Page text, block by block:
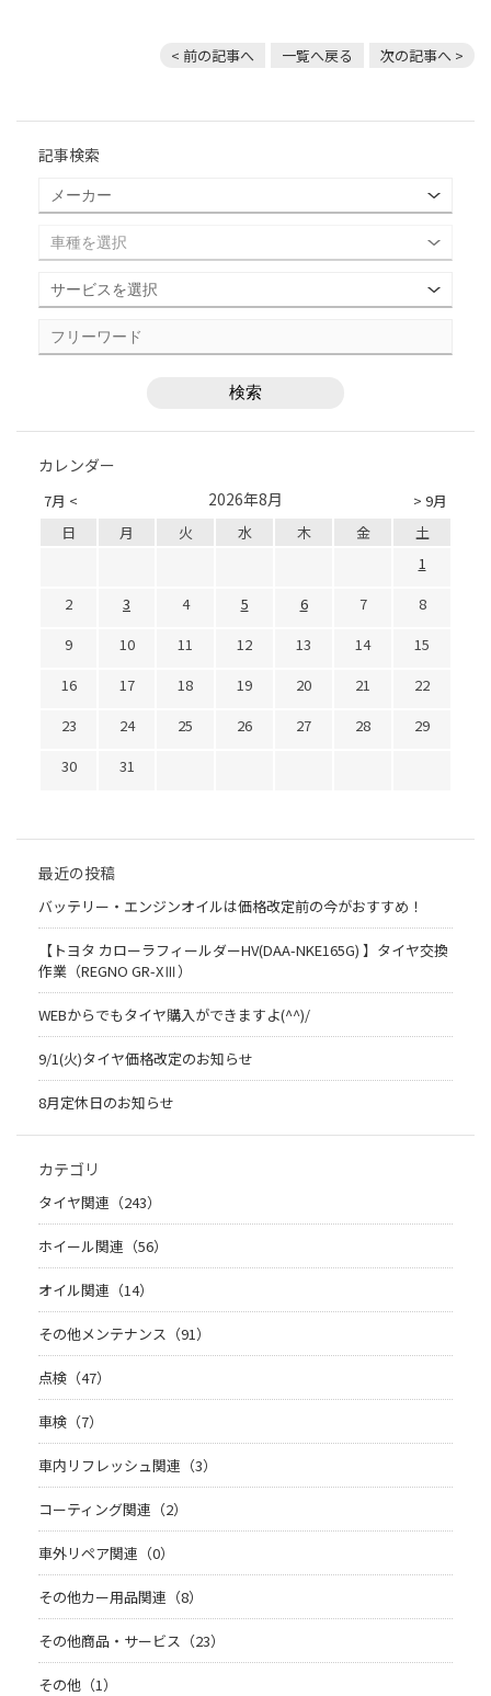
< 前の記事へ 一覧へ戻る 次の記事へ >
記事検索
カレンダー
7月 < > 9月
2026年8月
日 月 火 水 木 金
土
1
2
3 4 5 6 7
8
9
10 11 12 13 14
15
16
17 18 19 20 21
22
23
24 25 26 27 28
29
30
31
最近の投稿
バッテリー・エンジンオイルは価格改定前の今がおすすめ！
【トヨタ カローラフィールダーHV(DAA-NKE165G) 】タイヤ交換
作業（REGNO GR-XⅢ）
WEBからでもタイヤ購入ができますよ(^^)/
9/1(火)タイヤ価格改定のお知らせ
8月定休日のお知らせ
カテゴリ
タイヤ関連（243）
ホイール関連（56）
オイル関連（14）
その他メンテナンス（91）
点検（47）
車検（7）
車内リフレッシュ関連（3）
コーティング関連（2）
車外リペア関連（0）
その他カー用品関連（8）
その他商品・サービス（23）
その他（1）